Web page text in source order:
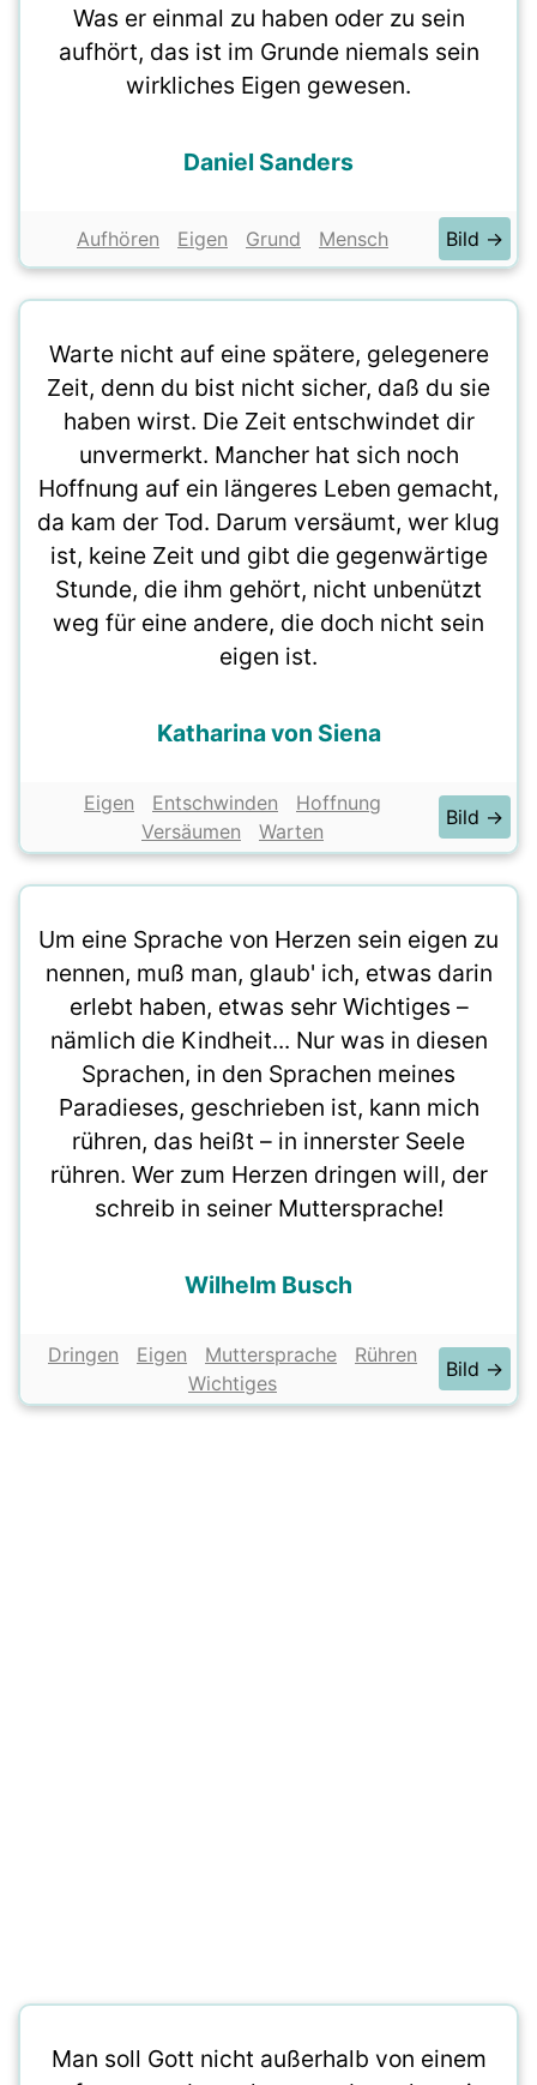
Was er einmal zu haben oder zu sein
aufhört, das ist im Grunde niemals sein
wirkliches Eigen gewesen.
Daniel Sanders
Aufhören Eigen Grund Mensch Bild →
Warte nicht auf eine spätere, gelegenere
Zeit, denn du bist nicht sicher, daß du sie
haben wirst. Die Zeit entschwindet dir
unvermerkt. Mancher hat sich noch
Hoffnung auf ein längeres Leben gemacht,
da kam der Tod. Darum versäumt, wer klug
ist, keine Zeit und gibt die gegenwärtige
Stunde, die ihm gehört, nicht unbenützt
weg für eine andere, die doch nicht sein
eigen ist.
Katharina von Siena
Eigen Entschwinden
Hoffnung
Versäumen
Warten
Bild →
Um eine Sprache von Herzen sein eigen zu
nennen, muß man, glaub' ich, etwas darin
erlebt haben, etwas sehr Wichtiges –
nämlich die Kindheit... Nur was in diesen
Sprachen, in den Sprachen meines
Paradieses, geschrieben ist, kann mich
rühren, das heißt – in innerster Seele
rühren. Wer zum Herzen dringen will, der
schreib in seiner Muttersprache!
Wilhelm Busch
Dringen Eigen Muttersprache
Rühren
Wichtiges
Bild →
Man soll Gott nicht außerhalb von einem